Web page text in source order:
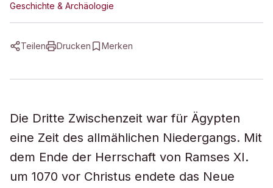
Geschichte & Archäologie
Teilen Drucken Merken
Die Dritte Zwischenzeit war für Ägypten
eine Zeit des allmählichen Niedergangs. Mit
dem Ende der Herrschaft von Ramses XI.
um 1070 vor Christus endete das Neue